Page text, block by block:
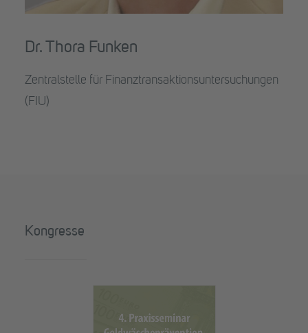
Dr. Thora Funken
Zentralstelle für Finanztransaktionsuntersuchungen
(FIU)
Kongresse